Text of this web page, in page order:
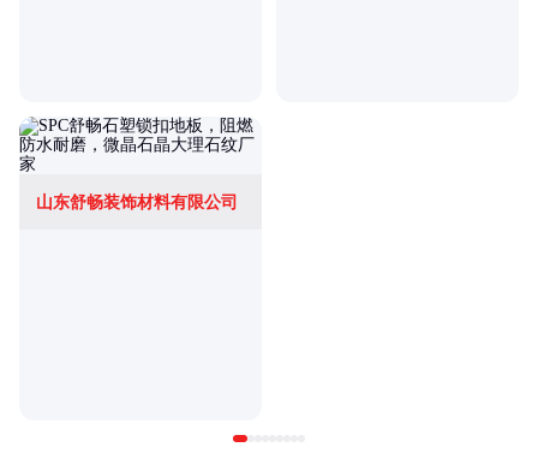
山东舒畅装饰材料有限公司